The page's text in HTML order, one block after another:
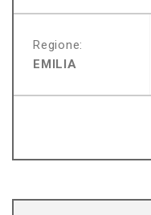
Regione:
EMILIA